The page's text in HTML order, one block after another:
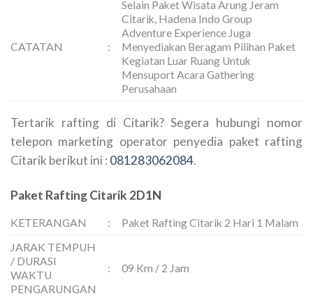
CATATAN :
Selain Paket Wisata Arung Jeram
Citarik, Hadena Indo Group
Adventure Experience Juga
Menyediakan Beragam Pilihan Paket
Kegiatan Luar Ruang Untuk
Mensuport Acara Gathering
Perusahaan
Tertarik rafting di Citarik? Segera hubungi nomor
telepon marketing operator penyedia paket rafting
Citarik berikut ini : 081283062084.
Paket Rafting Citarik 2D1N
KETERANGAN :
Paket Rafting Citarik 2 Hari 1 Malam
JARAK TEMPUH
/ DURASI
WAKTU
PENGARUNGAN
: 09 Km / 2 Jam